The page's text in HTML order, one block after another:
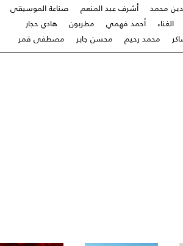
محمد أشرف عبد المنعم
صناعة الموسيقى
الغناء أحمد فهمي مطربون
هادي حجار
محمد رحيم محسن جابر مصطفى قمر